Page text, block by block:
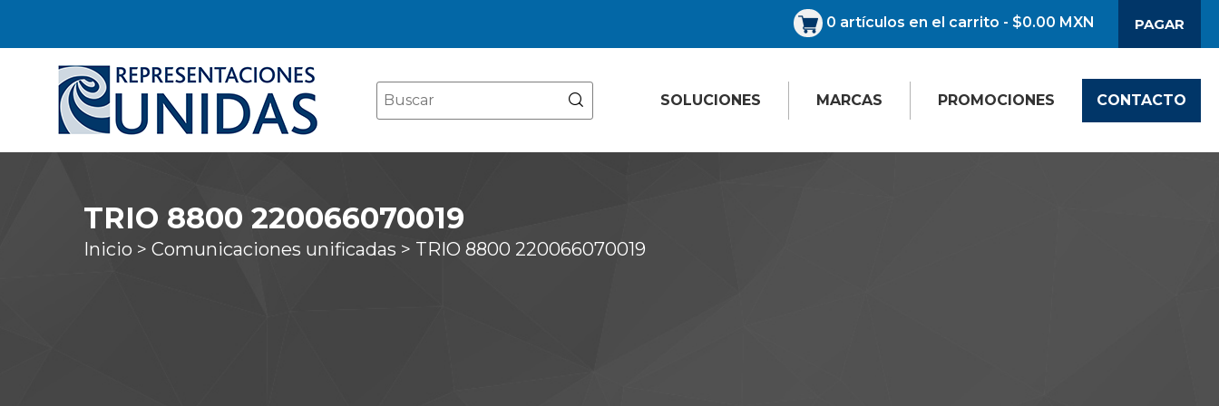
0 artículos en el carrito - $0.00 MXN PAGAR
SOLUCIONES MARCAS PROMOCIONES CONTACTO
TRIO 8800 220066070019
Inicio > Comunicaciones unificadas > TRIO 8800 220066070019